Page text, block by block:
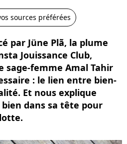
sources préférées
par Jüne Plã, la plume
Jouissance Club,
femme Amal Tahir
: le lien entre bien-
Et nous explique
dans sa tête pour